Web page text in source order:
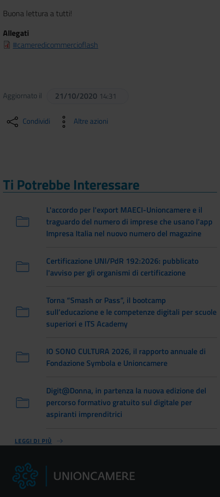
Buona lettura a tutti!
Allegati
#cameredicommercioflash
Aggiornato il 21/10/2020 14:31
Condividi Altre azioni
Ti Potrebbe Interessare
L'accordo per l'export MAECI-Unioncamere e il
traguardo del numero di imprese che usano l'app
Impresa Italia nel nuovo numero del magazine
Certificazione UNI/PdR 192:2026: pubblicato
l'avviso per gli organismi di certificazione
Torna “Smash or Pass”, il bootcamp
sull’educazione e le competenze digitali per scuole
superiori e ITS Academy
IO SONO CULTURA 2026, il rapporto annuale di
Fondazione Symbola e Unioncamere
Digit@Donna, in partenza la nuova edizione del
percorso formativo gratuito sul digitale per
aspiranti imprenditrici
LEGGI DI PIÙ